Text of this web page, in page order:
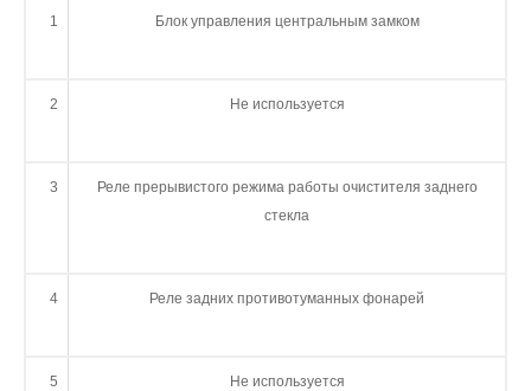
1 Блок управления центральным замком
2 Не используется
3
Реле прерывистого режима работы очистителя заднего
стекла
4 Реле задних противотуманных фонарей
5 Не используется